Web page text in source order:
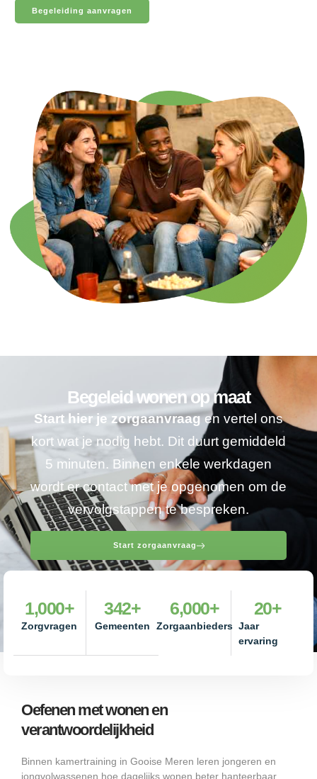
Begeleiding aanvragen
Begeleid wonen op maat
Start hier je zorgaanvraagen vertel ons
kort wat je nodig hebt. Dit duurt gemiddeld
5 minuten. Binnen enkele werkdagen
wordt er contact met je opgenomen om de
vervolgstappen te bespreken.
Start zorgaanvraag
Zorgvragen
1,000+
Gemeenten
342+
Zorgaanbieders
6,000+
Jaar
ervaring
20+
Oefenen met wonen en
verantwoordelijkheid
Binnen kamertraining in Gooise Meren leren jongeren en
jongvolwassenen hoe dagelijks wonen beter hanteerbaar